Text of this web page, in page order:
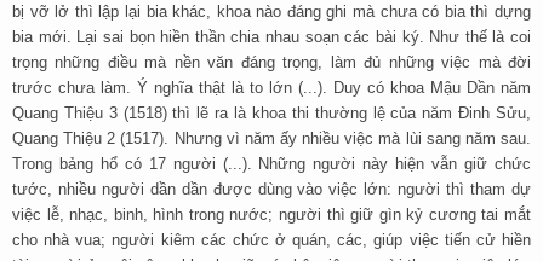
bị vỡ lở thì lập lại bia khác, khoa nào đáng ghi mà chưa có bia thì dựng
bia mới. Lại sai bọn hiền thần chia nhau soạn các bài ký. Như thế là coi
trọng những điều mà nền văn đáng trọng, làm đủ những việc mà đời
trước chưa làm. Ý nghĩa thật là to lớn (...). Duy có khoa Mậu Dần năm
Quang Thiệu 3 (1518) thì lẽ ra là khoa thi thường lệ của năm Đinh Sửu,
Quang Thiệu 2 (1517). Nhưng vì năm ấy nhiều việc mà lùi sang năm sau.
Trong bảng hổ có 17 người (...). Những người này hiện vẫn giữ chức
tước, nhiều người dần dần được dùng vào việc lớn: người thì tham dự
việc lễ, nhạc, binh, hình trong nước; người thì giữ gìn kỷ cương tai mắt
cho nhà vua; người kiêm các chức ở quán, các, giúp việc tiến cử hiền